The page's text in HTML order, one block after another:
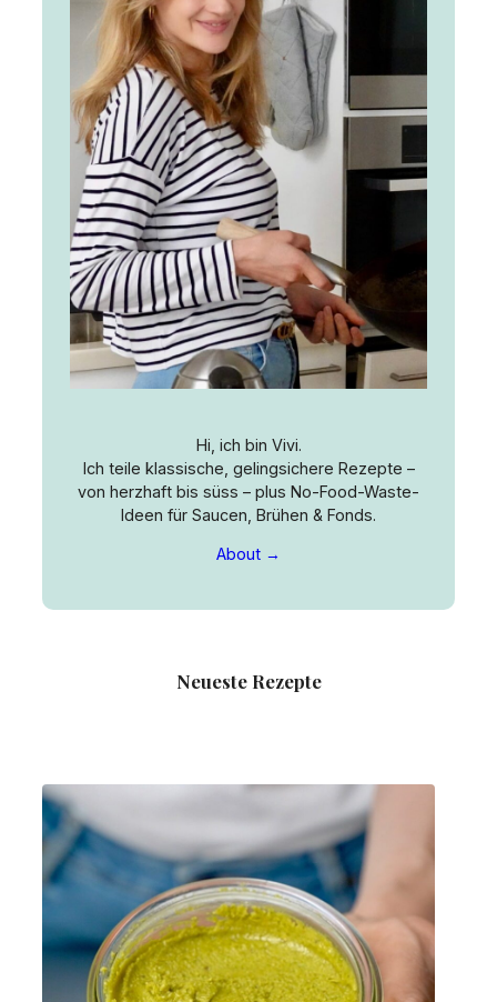
Hi, ich bin Vivi.
Ich teile klassische, gelingsichere Rezepte –
von herzhaft bis süss – plus No-Food-Waste-
Ideen für Saucen, Brühen & Fonds.
About →
Neueste Rezepte